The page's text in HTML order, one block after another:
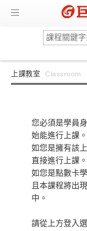
上課教室 Classroom
您必須是學員
始能進行上課。
如您是擁有該
直接進行上課。
如您是點數卡
且本課程將出
中。
請從上方登入